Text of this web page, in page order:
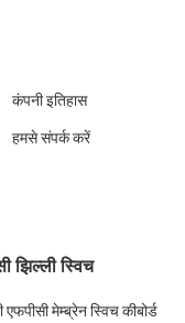
कंपनी इतिहास
हमसे संपर्क करें
झिल्ली स्विच
एफपीसी मेम्ब्रेन स्विच कीबोर्ड